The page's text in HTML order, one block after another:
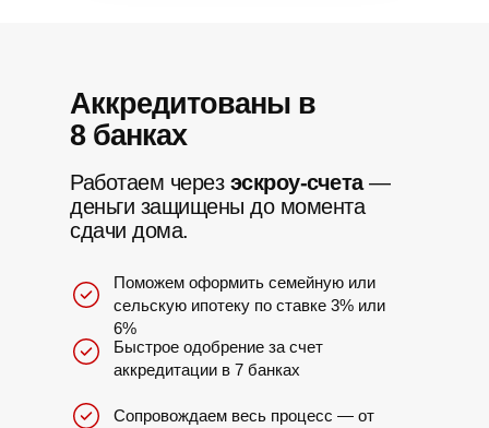
Сопровождаем весь процесс — от
Быстрое одобрение за счет
аккредитации в 7 банках
Поможем оформить семейную или
сельскую ипотеку по ставке 3% или
6%
Работаем через эскроу-счета—
деньги защищены до момента
сдачи дома.
Аккредитованы в
8 банках